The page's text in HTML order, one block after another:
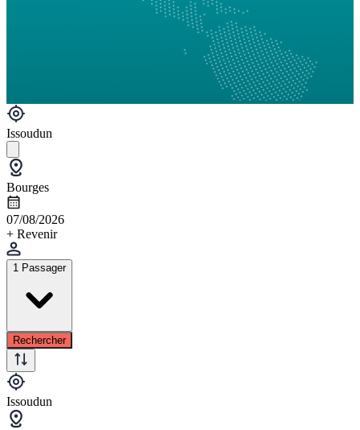
Issoudun
Bourges
07/08/2026
+ Revenir
1 Passager
Rechercher
Issoudun